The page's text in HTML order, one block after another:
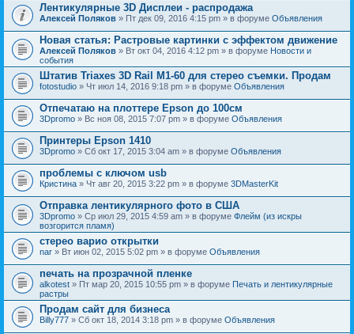
Лентикулярные 3D Дисплеи - распродажа
Алексей Поляков » Пт дек 09, 2016 4:15 pm » в форуме Объявления
Новая статья: Растровые картинки с эффектом движение
Алексей Поляков » Вт окт 04, 2016 4:12 pm » в форуме Новости и
события
Штатив Triaxes 3D Rail M1-60 для стерео съемки. Продам
fotostudio » Чт июл 14, 2016 9:18 pm » в форуме Объявления
Отпечатаю на плоттере Epson до 100см
3Dpromo » Вс ноя 08, 2015 7:07 pm » в форуме Объявления
Принтеры Epson 1410
3Dpromo » Сб окт 17, 2015 3:04 am » в форуме Объявления
проблемы с ключом usb
Кристина » Чт авг 20, 2015 3:22 pm » в форуме 3DMasterKit
Отправка лентикулярного фото в США
3Dpromo » Ср июл 29, 2015 4:59 am » в форуме Флейм (из искры
возгорится пламя)
стерео варио открытки
nar » Вт июн 02, 2015 5:02 pm » в форуме Объявления
печать на прозрачной пленке
alkotest » Пт мар 20, 2015 10:55 pm » в форуме Печать и лентикулярные
растры
Продам сайт для бизнеса
Billy777 » Сб окт 18, 2014 3:18 pm » в форуме Объявления